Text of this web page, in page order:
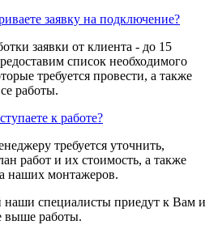
заявку на подключение?
заявки от клиента - до 15
список необходимого
требуется провести, а также
работы.
к работе?
требуется уточнить,
работ и их стоимость, а также
наших монтажеров.
наши специалисты приедут к Вам и
выше работы.